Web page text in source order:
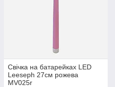
Свічка на батарейках LED
Leeseph 27см рожева
MV025r